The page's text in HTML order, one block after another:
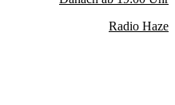
Radio Haze